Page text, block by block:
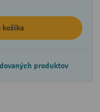
košíka
produktov